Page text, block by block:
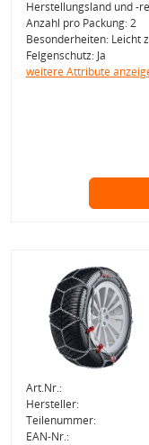
Herstellungsland und -
Anzahl pro Packung: 2
Besonderheiten: Leicht
Felgenschutz: Ja
weitere Attribute
Art.Nr.:
Hersteller:
Teilenummer:
EAN-Nr.: